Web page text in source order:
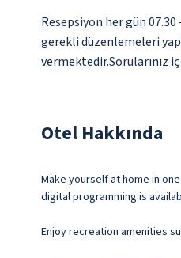
Resepsiyon her gün
gerekli düzenlemeleri
vermektedir.Sorularınız
Otel Hakkında
Make yourself at home in
digital programming is
Enjoy recreation amenities